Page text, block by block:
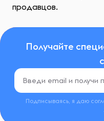
продавцов.
Получайте
Подписываясь, я даю